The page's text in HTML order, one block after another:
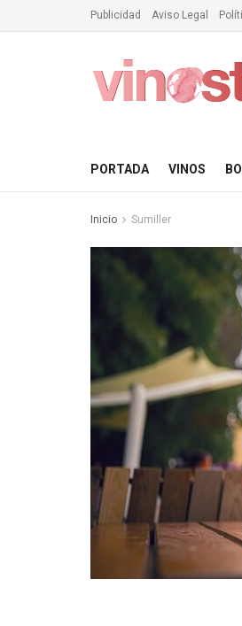
Publicidad Aviso Legal
PORTADA VINOS
Inicio Sumiller